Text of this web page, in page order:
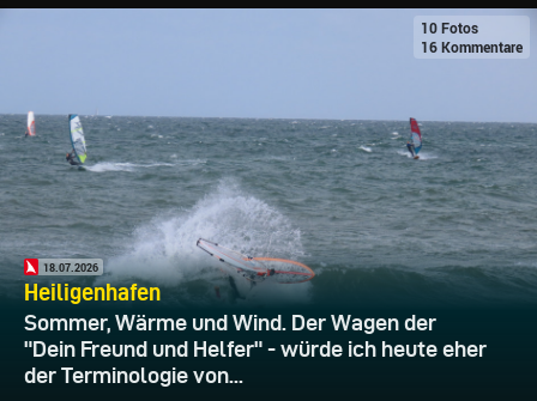
10 Fotos
16 Kommentare
18.07.2026
Heiligenhafen
Sommer, Wärme und Wind. Der Wagen der
"Dein Freund und Helfer" - würde ich heute eher
der Terminologie von...